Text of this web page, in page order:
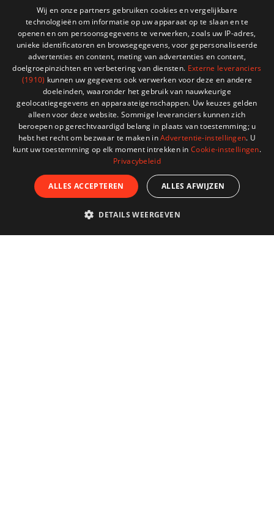
WORD LID VAN DE ADVENTECH-COMMUNITY
Ontvang deskundig advies, speciale aanbiedingen en nog
veel meer.
U kunt op elk gewenst moment weer uitschrijven. Hiervoor kunt
u de contactgegevens gebruiken uit de algemene
FRENCH
Wij en onze partners gebruiken cookies en vergelijkbare
technologieën om informatie op uw apparaat op te slaan en te
openen en om persoonsgegevens te verwerken, zoals uw IP-adres,
unieke identificatoren en browsegegevens, voor gepersonaliseerde
advertenties en content, meting van advertenties en content,
doelgroepinzichten en verbetering van diensten. Externe leveranciers
(1910) kunnen uw gegevens ook verwerken voor deze en andere
doeleinden, waaronder het gebruik van nauwkeurige
geolocatiegegevens en apparaateigenschappen. Uw keuzes gelden
alleen voor deze website. Sommige leveranciers kunnen zich
beroepen op gerechtvaardigd belang in plaats van toestemming; u
hebt het recht om bezwaar te maken inAdvertentie-instellingen. U
kunt uw toestemming op elk moment intrekken inCookie-instellingen.
Privacybeleid
ALLES ACCEPTEREN ALLES AFWIJZEN
DETAILS WEERGEVEN